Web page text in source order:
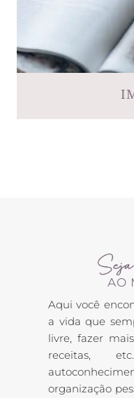
AO
Aqui você
a vida que
livre, fazer
receitas,
organização